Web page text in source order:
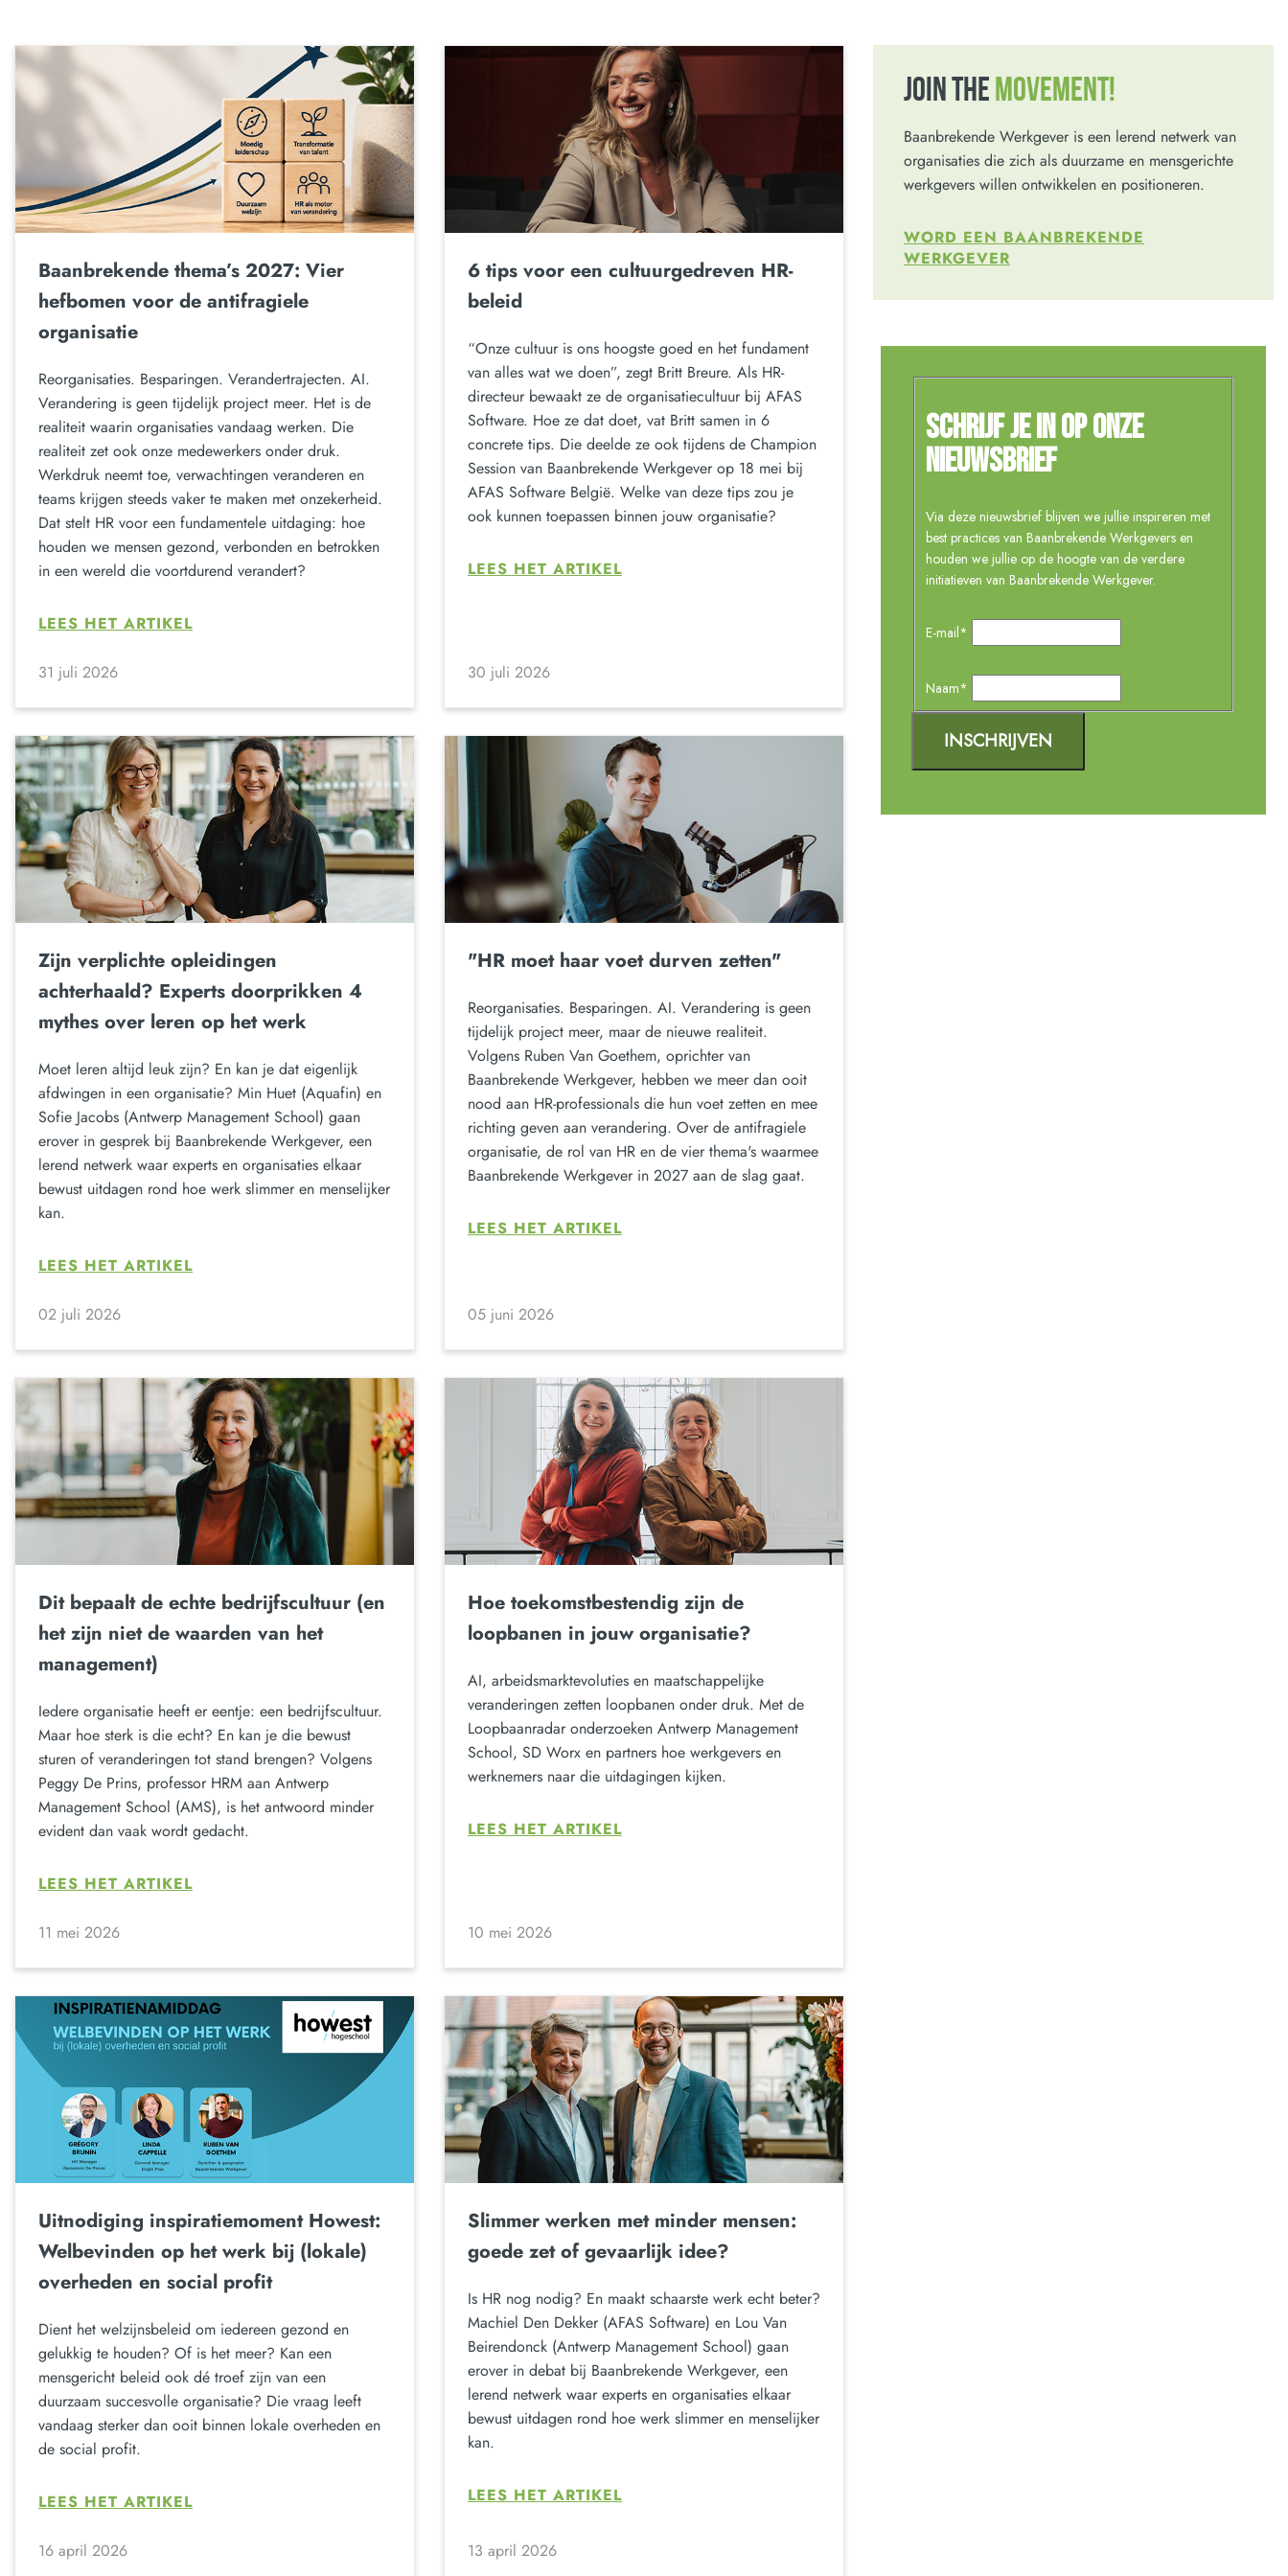
Baanbrekende thema’s 2027: Vier
hefbomen voor de antifragiele
organisatie
Reorganisaties. Besparingen. Verandertrajecten. AI.
Verandering is geen tijdelijk project meer. Het is de
realiteit waarin organisaties vandaag werken. Die
realiteit zet ook onze medewerkers onder druk.
Werkdruk neemt toe, verwachtingen veranderen en
teams krijgen steeds vaker te maken met onzekerheid.
Dat stelt HR voor een fundamentele uitdaging: hoe
houden we mensen gezond, verbonden en betrokken
in een wereld die voortdurend verandert?
LEES HET ARTIKEL
31 juli 2026
6 tips voor een cultuurgedreven HR-
beleid
“Onze cultuur is ons hoogste goed en het fundament
van alles wat we doen”, zegt Britt Breure. Als HR-
directeur bewaakt ze de organisatiecultuur bij AFAS
Software. Hoe ze dat doet, vat Britt samen in 6
concrete tips. Die deelde ze ook tijdens de Champion
Session van Baanbrekende Werkgever op 18 mei bij
AFAS Software België. Welke van deze tips zou je
ook kunnen toepassen binnen jouw organisatie?
LEES HET ARTIKEL
30 juli 2026
Zijn verplichte opleidingen
achterhaald? Experts doorprikken 4
mythes over leren op het werk
Moet leren altijd leuk zijn? En kan je dat eigenlijk
afdwingen in een organisatie? Min Huet (Aquafin) en
Sofie Jacobs (Antwerp Management School) gaan
erover in gesprek bij Baanbrekende Werkgever, een
lerend netwerk waar experts en organisaties elkaar
bewust uitdagen rond hoe werk slimmer en menselijker
kan.
LEES HET ARTIKEL
02 juli 2026
"HR moet haar voet durven zetten"
Reorganisaties. Besparingen. AI. Verandering is geen
tijdelijk project meer, maar de nieuwe realiteit.
Volgens Ruben Van Goethem, oprichter van
Baanbrekende Werkgever, hebben we meer dan ooit
nood aan HR-professionals die hun voet zetten en mee
richting geven aan verandering. Over de antifragiele
organisatie, de rol van HR en de vier thema's waarmee
Baanbrekende Werkgever in 2027 aan de slag gaat.
LEES HET ARTIKEL
05 juni 2026
Dit bepaalt de echte bedrijfscultuur (en
het zijn niet de waarden van het
management)
Iedere organisatie heeft er eentje: een bedrijfscultuur.
Maar hoe sterk is die echt? En kan je die bewust
sturen of veranderingen tot stand brengen? Volgens
Peggy De Prins, professor HRM aan Antwerp
Management School (AMS), is het antwoord minder
evident dan vaak wordt gedacht.
LEES HET ARTIKEL
11 mei 2026
Hoe toekomstbestendig zijn de
loopbanen in jouw organisatie?
AI, arbeidsmarktevoluties en maatschappelijke
veranderingen zetten loopbanen onder druk. Met de
Loopbaanradar onderzoeken Antwerp Management
School, SD Worx en partners hoe werkgevers en
werknemers naar die uitdagingen kijken.
LEES HET ARTIKEL
10 mei 2026
Uitnodiging inspiratiemoment Howest:
Welbevinden op het werk bij (lokale)
overheden en social profit
Dient het welzijnsbeleid om iedereen gezond en
gelukkig te houden? Of is het meer? Kan een
mensgericht beleid ook dé troef zijn van een
duurzaam succesvolle organisatie? Die vraag leeft
vandaag sterker dan ooit binnen lokale overheden en
de social profit.
LEES HET ARTIKEL
16 april 2026
Slimmer werken met minder mensen:
goede zet of gevaarlijk idee?
Is HR nog nodig? En maakt schaarste werk echt beter?
Machiel Den Dekker (AFAS Software) en Lou Van
Beirendonck (Antwerp Management School) gaan
erover in debat bij Baanbrekende Werkgever, een
lerend netwerk waar experts en organisaties elkaar
bewust uitdagen rond hoe werk slimmer en menselijker
kan.
LEES HET ARTIKEL
13 april 2026
JOIN THE MOVEMENT!
Baanbrekende Werkgever is een lerend netwerk van
organisaties die zich als duurzame en mensgerichte
werkgevers willen ontwikkelen en positioneren.
WORD EEN BAANBREKENDE
WERKGEVER